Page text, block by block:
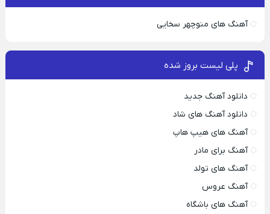
آهنگ های منوچهر سخایی
پلی لیست بروز شده
دانلود آهنگ جدید
دانلود آهنگ های شاد
آهنگ های هیپ هاپ
آهنگ برای مادر
آهنگ های تولد
آهنگ عروس
آهنگ های باشگاه